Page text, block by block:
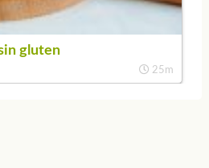
gluten
25m